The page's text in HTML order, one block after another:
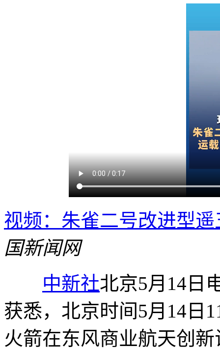
视频：朱雀二号改进型
国新闻网
中新社北京5月14日
获悉，北京时间5月14日
火箭在东风商业航天创